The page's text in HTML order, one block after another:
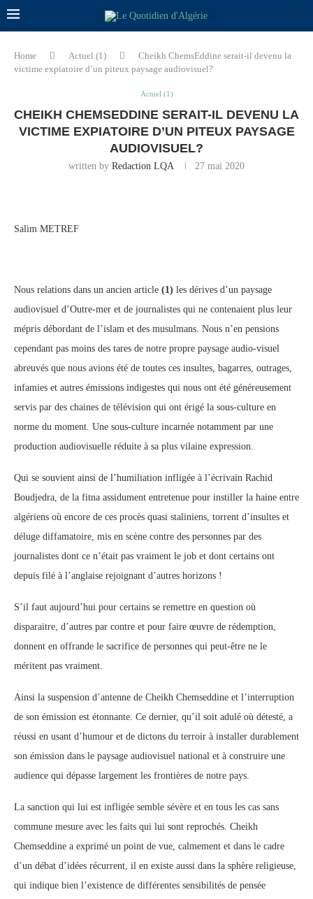
Home Actuel (1)
Cheikh ChemsEddine serait-il devenu la
victime expiatoire d’un piteux paysage audiovisuel?
Actuel (1)
CHEIKH CHEMSEDDINE SERAIT-IL DEVENU LA
VICTIME EXPIATOIRE D’UN PITEUX PAYSAGE
AUDIOVISUEL?
written by Redaction LQA 27 mai 2020
Salim METREF
Nous relations dans un ancien article (1) les dérives d’un paysage
audiovisuel d’Outre-mer et de journalistes qui ne contenaient plus leur
mépris débordant de l’islam et des musulmans. Nous n’en pensions
cependant pas moins des tares de notre propre paysage audio-visuel
abreuvés que nous avions été de toutes ces insultes, bagarres, outrages,
infamies et autres émissions indigestes qui nous ont été généreusement
servis par des chaines de télévision qui ont érigé la sous-culture en
norme du moment. Une sous-culture incarnée notamment par une
production audiovisuelle réduite à sa plus vilaine expression.
Qui se souvient ainsi de l’humiliation infligée à l’écrivain Rachid
Boudjedra, de la fitna assidument entretenue pour instiller la haine entre
algériens où encore de ces procès quasi staliniens, torrent d’insultes et
déluge diffamatoire, mis en scène contre des personnes par des
journalistes dont ce n’était pas vraiment le job et dont certains ont
depuis filé à l’anglaise rejoignant d’autres horizons !
S’il faut aujourd’hui pour certains se remettre en question où
disparaitre, d’autres par contre et pour faire œuvre de rédemption,
donnent en offrande le sacrifice de personnes qui peut-être ne le
méritent pas vraiment.
Ainsi la suspension d’antenne de Cheikh Chemseddine et l’interruption
de son émission est étonnante. Ce dernier, qu’il soit adulé où détesté, a
réussi en usant d’humour et de dictons du terroir à installer durablement
son émission dans le paysage audiovisuel national et à construire une
audience qui dépasse largement les frontières de notre pays.
La sanction qui lui est infligée semble sévère et en tous les cas sans
commune mesure avec les faits qui lui sont reprochés. Cheikh
Chemseddine a exprimé un point de vue, calmement et dans le cadre
d’un débat d’idées récurrent, il en existe aussi dans la sphère religieuse,
qui indique bien l’existence de différentes sensibilités de pensée